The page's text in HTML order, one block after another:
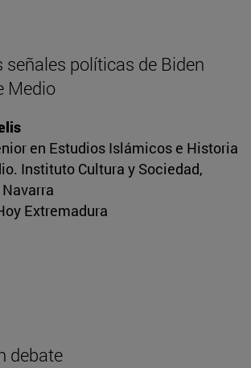
señales políticas de Biden
Medio
en Estudios Islámicos e Historia
Instituto Cultura y Sociedad,
Extremadura
debate